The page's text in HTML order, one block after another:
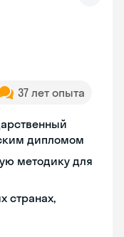
37 лет опыта
дипломом
методику для
странах,